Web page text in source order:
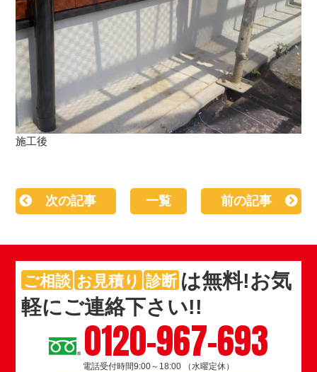
施工後
次の記事 一覧 前の記事
ご相談 お見積り 診断 は無料!お気
軽にご連絡下さい!!
0120-967-693
電話受付時間9:00～18:00 （水曜定休）